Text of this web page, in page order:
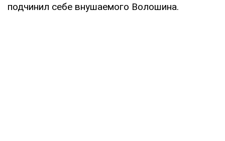
подчинил себе внушаемого Волошина.